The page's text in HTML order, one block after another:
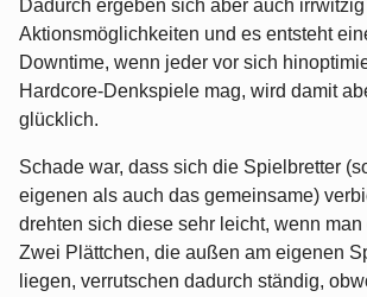
Dadurch ergeben sich aber auch
Aktionsmöglichkeiten und es entsteht
Downtime, wenn jeder vor sich
Hardcore-Denkspiele mag, wird damit
glücklich.
Schade war, dass sich die Spielbretter
eigenen als auch das gemeinsame)
drehten sich diese sehr leicht, wenn man
Zwei Plättchen, die außen am eigenen
liegen, verrutschen dadurch ständig,